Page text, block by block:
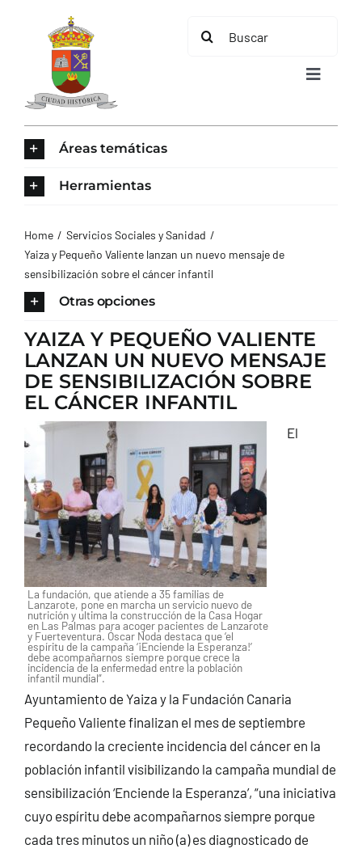
contenido
Buscar:
Toggle
AYUNTAMIENTO
TURISMO
CONTACTO
Áreas temáticas
Herramientas
Home
Servicios Sociales y Sanidad
Yaiza y Pequeño Valiente lanzan un nuevo mensaje de
sensibilización sobre el cáncer infantil
Otras opciones
YAIZA Y PEQUEÑO VALIENTE
LANZAN UN NUEVO MENSAJE
DE SENSIBILIZACIÓN SOBRE
EL CÁNCER INFANTIL
La fundación, que atiende a 35 familias de
Lanzarote, pone en marcha un servicio nuevo de
nutrición y ultima la construcción de la Casa Hogar
en Las Palmas para acoger pacientes de Lanzarote
y Fuerteventura. Óscar Noda destaca que ‘el
espíritu de la campaña ‘¡Enciende la Esperanza!’
debe acompañarnos siempre porque crece la
incidencia de la enfermedad entre la población
infantil mundial”.
El
Ayuntamiento de Yaiza y la Fundación Canaria
Pequeño Valiente finalizan el mes de septiembre
recordando la creciente incidencia del cáncer en la
población infantil visibilizando la campaña mundial de
sensibilización ‘Enciende la Esperanza’, “una iniciativa
cuyo espíritu debe acompañarnos siempre porque
cada tres minutos un niño (a) es diagnosticado de